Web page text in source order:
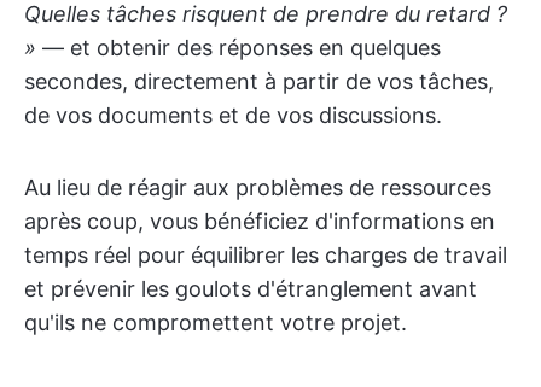
Quelles tâches risquent de prendre du retard ?
» — et obtenir des réponses en quelques
secondes, directement à partir de vos tâches,
de vos documents et de vos discussions.
Au lieu de réagir aux problèmes de ressources
après coup, vous bénéficiez d'informations en
temps réel pour équilibrer les charges de travail
et prévenir les goulots d'étranglement avant
qu'ils ne compromettent votre projet.